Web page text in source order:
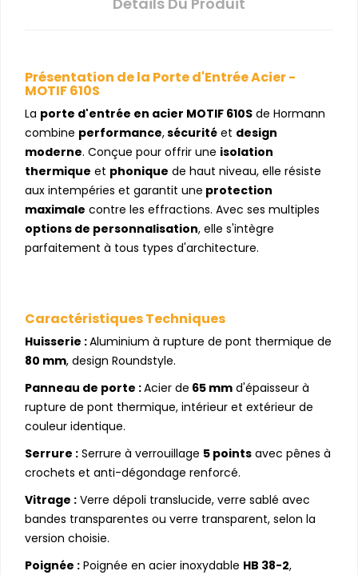
Présentation de la Porte d'Entrée Acier -
MOTIF 610S
La porte d'entrée en acier MOTIF 610S de Hormann
combine performance,sécurité et design
moderne. Conçue pour offrir une isolation
thermique et phonique de haut niveau, elle résiste
aux intempéries et garantit une protection
maximale contre les effractions. Avec ses multiples
options de personnalisation, elle s'intègre
parfaitement à tous types d'architecture.
Caractéristiques Techniques
Huisserie :Aluminium à rupture de pont thermique de
80 mm, design Roundstyle.
Panneau de porte :Acier de 65 mm d'épaisseur à
rupture de pont thermique, intérieur et extérieur de
couleur identique.
Serrure : Serrure à verrouillage 5 points avec pênes à
crochets et anti-dégondage renforcé.
Vitrage : Verre dépoli translucide, verre sablé avec
bandes transparentes ou verre transparent, selon la
version choisie.
Poignée : Poignée en acier inoxydable HB 38-2,